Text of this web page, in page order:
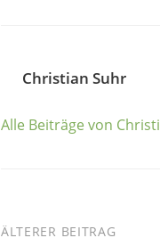
Christian Suhr
Alle Beiträge von
ÄLTERER BEITRAG